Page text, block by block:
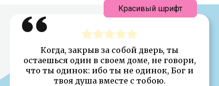
Когда, закрыв за собой дверь, ты
остаешься один в своем доме, не говори,
что ты одинок: ибо ты не одинок, Бог и
твоя душа вместе с тобою.
Красивый шрифт